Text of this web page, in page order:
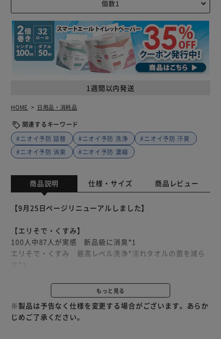
1週間以内発送
HOME 日用品・消耗品
関連するキーワード
#ニオイ予防 詰替
#ニオイ予防 洗浄
#ニオイ予防 汗臭
#ニオイ予防 消臭
#ニオイ予防 濃縮
商品説明 仕様・サイズ 商品レビュー
【9月25日ページリニューアルしました】
【エリそで・くすみ】
100人中87人が実感 新品級に消臭*1
エリそで・くすみ 最高レベル洗浄*濡れタオルの菌を減ら
すすぎ1回OK*アリエール濃縮液体洗剤史上
*1 P&G調べ。ニオイの度合いで消臭の程度は異なります。
*2 接種直後の生菌数と比べ、18時間後に生菌数が同等又は
もっと見る
※製品は予告なく仕様を変更する場合がございます。あらか
じめご了承ください。